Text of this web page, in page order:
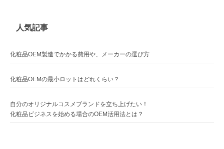
人気記事
化粧品OEM製造でかかる費用や、メーカーの選び方
化粧品OEMの最小ロットはどれくらい？
自分のオリジナルコスメブランドを立ち上げたい！
化粧品ビジネスを始める場合のOEM活用法とは？